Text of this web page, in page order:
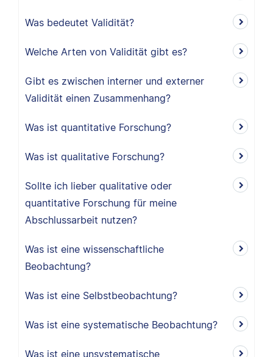
Was bedeutet Validität?
Welche Arten von Validität gibt es?
Gibt es zwischen interner und externer
Validität einen Zusammenhang?
Was ist quantitative Forschung?
Was ist qualitative Forschung?
Sollte ich lieber qualitative oder
quantitative Forschung für meine
Abschlussarbeit nutzen?
Was ist eine wissenschaftliche
Beobachtung?
Was ist eine Selbstbeobachtung?
Was ist eine systematische Beobachtung?
Was ist eine unsystematische